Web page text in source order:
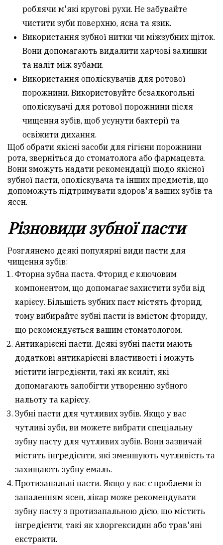
роблячи м'які кругові рухи. Не забувайте
чистити зуби поверхню, ясна та язик.
Використання зубної нитки чи міжзубних щіток.
Вони допомагають видалити харчові залишки
та наліт між зубами.
Використання ополіскувачів для ротової
порожнини. Використовуйте безалкогольні
ополіскувачі для ротової порожнини після
чищення зубів, щоб усунути бактерії та
освіжити дихання.
Щоб обрати якісні засоби для гігієни порожнини
рота, зверніться до стоматолога або фармацевта.
Вони зможуть надати рекомендації щодо якісної
зубної пасти, ополіскувача та інших предметів, що
допоможуть підтримувати здоров'я ваших зубів та
ясен.
Різновиди зубної пасти
Розглянемо деякі популярні види пасти для
чищення зубів:
Фторна зубна паста. Фторид є ключовим
компонентом, що допомагає захистити зуби від
карієсу. Більшість зубних паст містять фторид,
тому вибирайте зубні пасти із вмістом фториду,
що рекомендується вашим стоматологом.
Антикарієсні пасти. Деякі зубні пасти мають
додаткові антикарієсні властивості і можуть
містити інгредієнти, такі як ксиліт, які
допомагають запобігти утворенню зубного
нальоту та карієсу.
Зубні пасти для чутливих зубів. Якщо у вас
чутливі зуби, ви можете вибрати спеціальну
зубну пасту для чутливих зубів. Вони зазвичай
містять інгредієнти, які зменшують чутливість та
захищають зубну емаль.
Протизапальні пасти. Якщо у вас є проблеми із
запаленням ясен, лікар може рекомендувати
зубну пасту з протизапальною дією, що містить
інгредієнти, такі як хлоргексидин або трав'яні
екстракти.